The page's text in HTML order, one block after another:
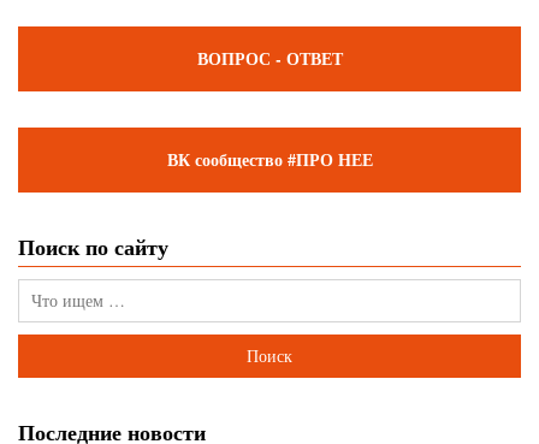
ВОПРОС - ОТВЕТ
ВК сообщество #ПРО НЕЕ
Поиск по сайту
Последние новости